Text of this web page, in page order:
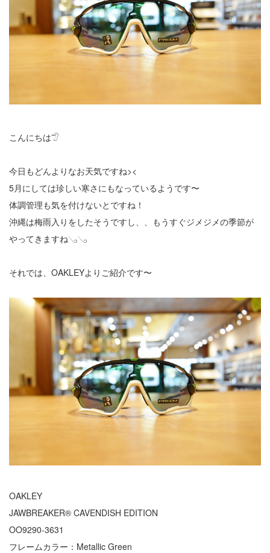
こんにちは𓅿
今日もどんよりなお天気ですね><
5月にしては珍しい寒さにもなっているようです〜
体調管理も気を付けないとですね！
沖縄は梅雨入りをしたそうですし、、もうすぐジメジメの季節が
やってきますね𓂅𓂅
それでは、OAKLEYよりご紹介です〜
OAKLEY
JAWBREAKER® CAVENDISH EDITION
OO9290-3631
フレームカラー：Metallic Green